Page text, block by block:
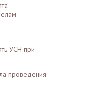
УСН при
проведения